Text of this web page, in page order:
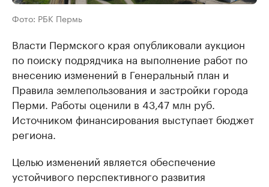
Фото: РБК Пермь
Власти Пермского края опубликовали аукцион
по поиску подрядчика на выполнение работ по
внесению изменений в Генеральный план и
Правила землепользования и застройки города
Перми. Работы оценили в 43,47 млн руб.
Источником финансирования выступает бюджет
региона.
Целью изменений является обеспечение
устойчивого перспективного развития